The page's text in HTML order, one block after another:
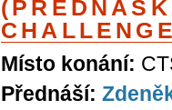
Místo konání:
Přednáší: